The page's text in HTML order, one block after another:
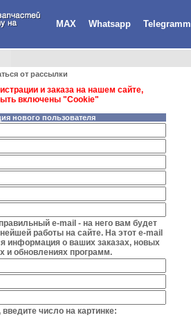
MAX Whatsapp Telegramm
от рассылки
и заказа на нашем сайте,
включены "Cookie"
нового пользователя
e-mail - на него вам будет
работы на сайте. На этот e-mail
информация о ваших заказах, новых
и обновлениях программ.
число на картинке: